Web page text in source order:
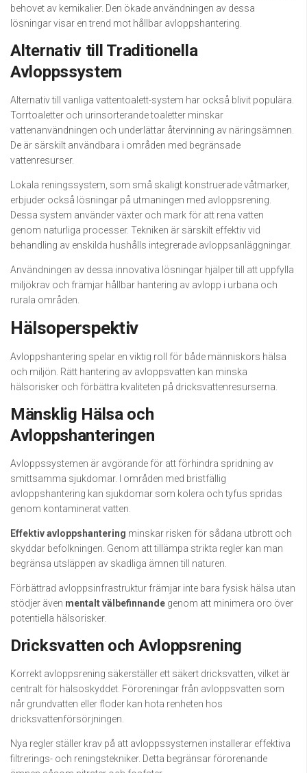
behovet av kemikalier. Den ökade användningen av dessa
lösningar visar en trend mot hållbar avloppshantering.
Alternativ till Traditionella
Avloppssystem
Alternativ till vanliga vattentoalett-system har också blivit populära.
Torrtoaletter och urinsorterande toaletter minskar
vattenanvändningen och underlättar återvinning av näringsämnen.
De är särskilt användbara i områden med begränsade
vattenresurser.
Lokala reningssystem, som små skaligt konstruerade våtmarker,
erbjuder också lösningar på utmaningen med avloppsrening.
Dessa system använder växter och mark för att rena vatten
genom naturliga processer. Tekniken är särskilt effektiv vid
behandling av enskilda hushålls integrerade avloppsanläggningar.
Användningen av dessa innovativa lösningar hjälper till att uppfylla
miljökrav och främjar hållbar hantering av avlopp i urbana och
rurala områden.
Hälsoperspektiv
Avloppshantering spelar en viktig roll för både människors hälsa
och miljön. Rätt hantering av avloppsvatten kan minska
hälsorisker och förbättra kvaliteten på dricksvattenresurserna.
Mänsklig Hälsa och
Avloppshanteringen
Avloppssystemen är avgörande för att förhindra spridning av
smittsamma sjukdomar. I områden med bristfällig
avloppshantering kan sjukdomar som kolera och tyfus spridas
genom kontaminerat vatten.
Effektiv avloppshantering minskar risken för sådana utbrott och
skyddar befolkningen. Genom att tillämpa strikta regler kan man
begränsa utsläppen av skadliga ämnen till naturen.
Förbättrad avloppsinfrastruktur främjar inte bara fysisk hälsa utan
stödjer även mentalt välbefinnande genom att minimera oro över
potentiella hälsorisker.
Dricksvatten och Avloppsrening
Korrekt avloppsrening säkerställer ett säkert dricksvatten, vilket är
centralt för hälsoskyddet. Föroreningar från avloppsvatten som
når grundvatten eller floder kan hota renheten hos
dricksvattenförsörjningen.
Nya regler ställer krav på att avloppssystemen installerar effektiva
filtrerings- och reningstekniker. Detta begränsar förorenande